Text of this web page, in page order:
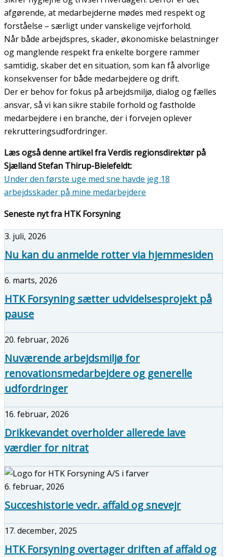
afgørende, at medarbejderne mødes med respekt og
forståelse – særligt under vanskelige vejrforhold.
Når både arbejdspres, skader, økonomiske belastninger
og manglende respekt fra enkelte borgere rammer
samtidig, skaber det en situation, som kan få alvorlige
konsekvenser for både medarbejdere og drift.
Der er behov for fokus på arbejdsmiljø, dialog og fælles
ansvar, så vi kan sikre stabile forhold og fastholde
medarbejdere i en branche, der i forvejen oplever
rekrutteringsudfordringer.
Læs også denne artikel fra Verdis regionsdirektør på
Sjælland Stefan Thirup-Bielefeldt:
Under den første uge med sne havde jeg 18
arbejdsskader på mine medarbejdere
Seneste nyt fra HTK Forsyning
3. juli, 2026
Nu kan du anmelde rotter via hjemmesiden
6. marts, 2026
HTK Forsyning sætter udvidelsesprojekt på
pause
20. februar, 2026
Nuværende arbejdsmiljø for
renovationsmedarbejdere og generelle
udfordringer
16. februar, 2026
Drikkevandet overholder allerede lave
værdier for nitrat
6. februar, 2026
Succeshistorie vedr. affald og snevejr
17. december, 2025
HTK Forsyning overtager driften af affald og